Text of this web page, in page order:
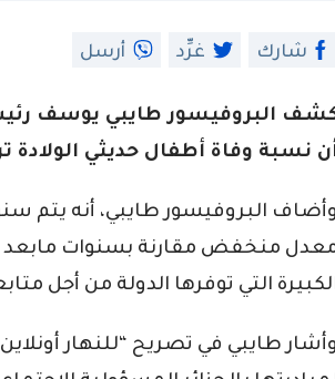
شارك غرِّد أرسل
البروفيسور طايبي يوسف
نسبة وفاة أطفال حديثي الولادة
منخفض مقارنة بسنوات مابعد
التي توفرها الدولة من أجل
وأشار طايبي في تصريح “للنهار